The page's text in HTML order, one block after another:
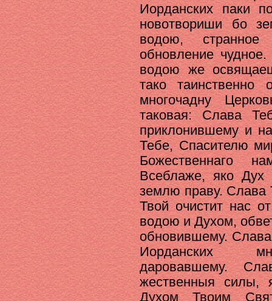
Иорданских паки
новотвориши бо
водою,
обновление
водою же
тако
многочадну
таковая: Слава
приклонившему и
Тебе, Спасителю
Божественнаго
Всеблаже, яко Дух
землю праву. Слава
Твой очистит нас
водою и Духом,
обновившему. Слава
Иорданских
даровавшему.
жественныя силы,
Духом Твоим